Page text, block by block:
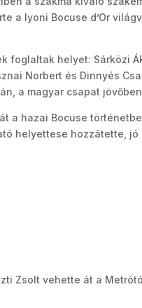
a lyoni Bocuse d’Or
helyet: Sárközi
Norbert és Dinnyés
a magyar csapat
a hazai Bocuse
helyettese hozzátette,
Zsolt vehette át a